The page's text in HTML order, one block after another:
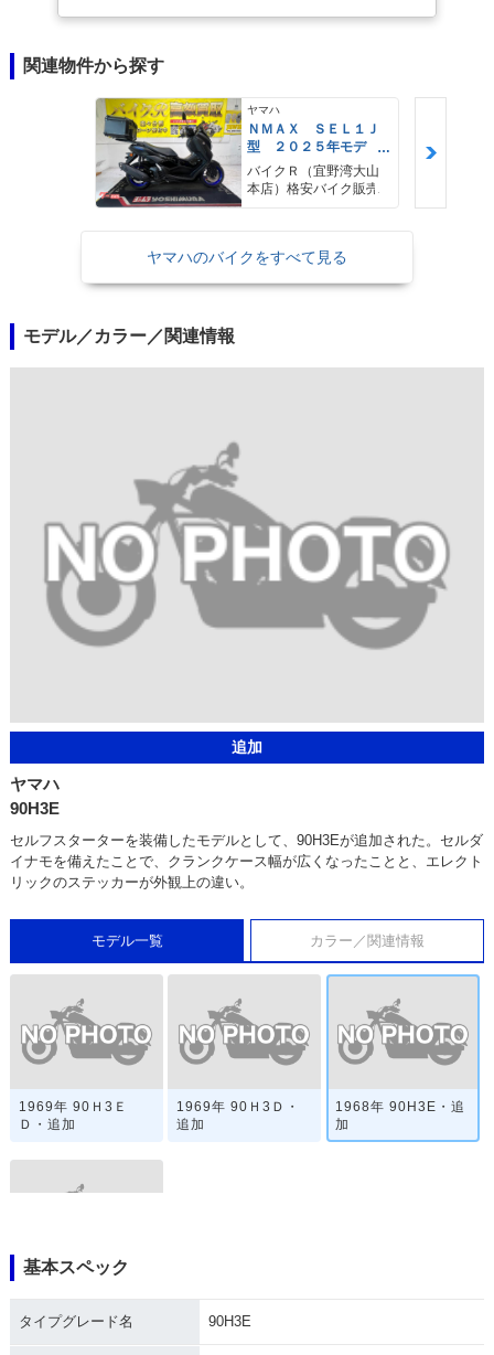
関連物件から探す
ヤマハ
ＮＭＡＸ ＳＥＬ１Ｊ
型 ２０２５年モデ
ル ＡＢＳ キーレ
ス リアキャリア リ
アＢＯＸ
バイクＲ（宜野湾大山
本店）格安バイク販売
ヤマハのバイクをすべて見る
モデル／カラー／関連情報
追加
ヤマハ
90H3E
セルフスターターを装備したモデルとして、90H3Eが追加された。セルダ
イナモを備えたことで、クランクケース幅が広くなったことと、エレクト
リックのステッカーが外観上の違い。
モデル一覧 カラー／関連情報
1969年 90Ｈ3Ｅ
Ｄ・追加
1969年 90Ｈ3Ｄ・
追加
1968年 90H3E・追
加
基本スペック
タイプグレード名 90H3E